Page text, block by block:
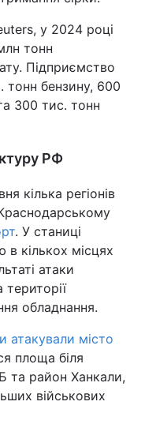
у 2024 році
тонн
Підприємство
тонн бензину, 600
300 тис. тонн
РФ
кілька регіонів
. У станиці
кількох місцях
атаки
обладнання.
атакували місто
площа біля
та район Ханкали,
військових